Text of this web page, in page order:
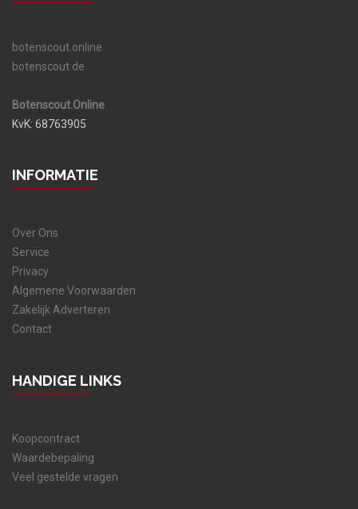
botenscout.online
botenscout.de
Botenscout.Online
KvK: 68763905
INFORMATIE
Over Ons
Service
Privacy
Algemene Voorwaarden
Zakelijk Adverteren
Contact
HANDIGE LINKS
Koopcontract
Waardebepaling
Veel gestelde vragen